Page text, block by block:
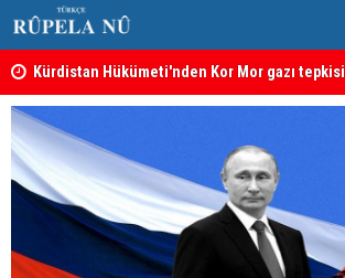
Kürdistan Hükümeti'nden Kor Mor gazı tepkisi